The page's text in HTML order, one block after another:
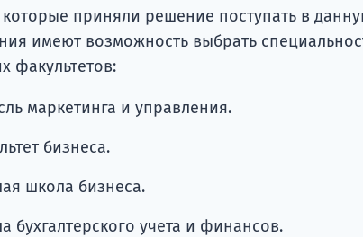
которые приняли решение поступать в
имеют возможность выбрать
факультетов:
маркетинга и управления.
бизнеса.
школа бизнеса.
бухгалтерского учета и финансов.